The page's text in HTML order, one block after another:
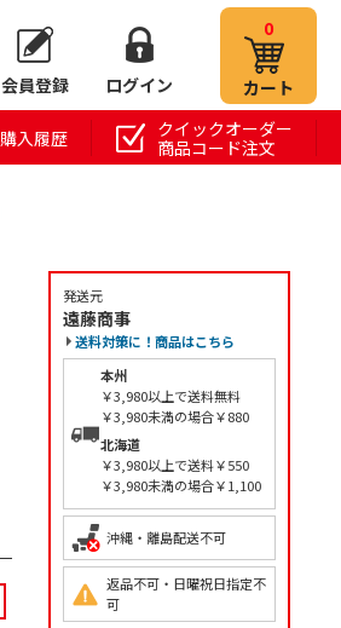
会員登録 ログイン
0
カート
購入履歴
クイックオーダー
商品コード注文
発送元
遠藤商事
送料対策に！商品はこちら
本州
￥3,980以上で送料無料
￥3,980未満の場合￥880
北海道
￥3,980以上で送料￥550
￥3,980未満の場合￥1,100
沖縄・離島配送不可
返品不可・日曜祝日指定不
可